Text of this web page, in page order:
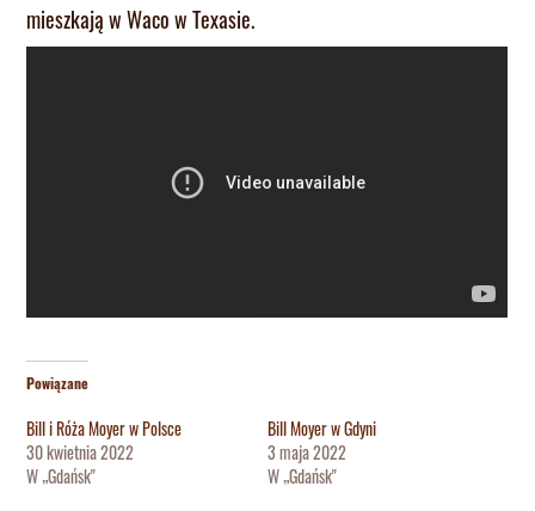
mieszkają w Waco w Texasie.
Powiązane
Bill i Róża Moyer w Polsce
30 kwietnia 2022
W „Gdańsk"
Bill Moyer w Gdyni
3 maja 2022
W „Gdańsk"